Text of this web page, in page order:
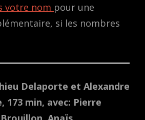
votre nom pour une
si les nombres
Delaporte et Alexandre
173 min, avec: Pierre